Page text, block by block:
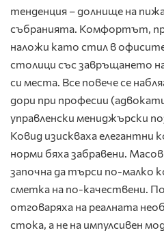
тенденция – долнище на
събранията. Комфортът,
наложи като стил в
столици със завръщането
си места. Все повече се
дори при професии
управленски мениджърски
Ковид изискваха
норми бяха забравени.
започна да търси по-малко
сметка на по-качествени.
отговаряха на реалната
стока, а не на импулсивен